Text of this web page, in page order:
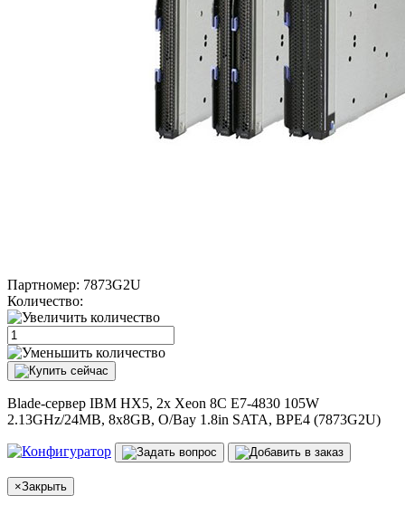
Партномер: 7873G2U
Количество:
Blade-сервер IBM HX5, 2x Xeon 8C E7-4830 105W
2.13GHz/24MB, 8x8GB, O/Bay 1.8in SATA, BPE4 (7873G2U)
×Закрыть